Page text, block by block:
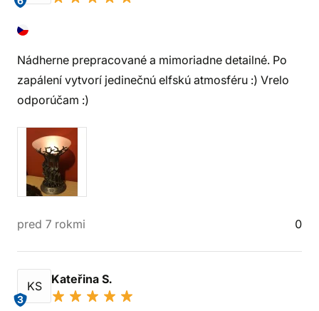
Nádherne prepracované a mimoriadne detailné. Po
zapálení vytvorí jedinečnú elfskú atmosféru :) Vrelo
odporúčam :)
pred 7 rokmi 0
KS
3
Kateřina S.